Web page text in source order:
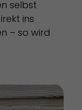
selbst
ins
– so wird